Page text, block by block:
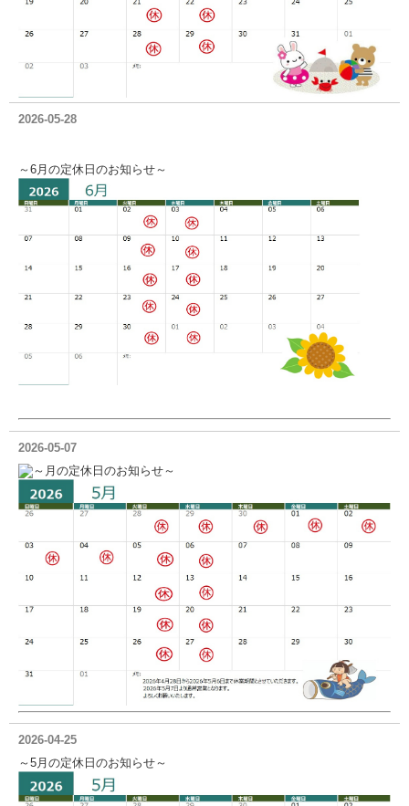
2026-05-28
～6月の定休日のお知らせ～
2026-05-07
～月の定休日のお知らせ～
2026-04-25
～5月の定休日のお知らせ～